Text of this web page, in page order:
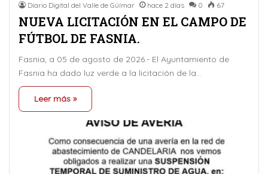
Diario Digital del Valle de Güímar hace 2 días 0 67
NUEVA LICITACIÓN EN EL CAMPO DE
FÚTBOL DE FASNIA.
Fasnia, a 05 de agosto de 2026.- El Ayuntamiento de
Fasnia ha dado luz verde a la licitación de la…
Leer más »